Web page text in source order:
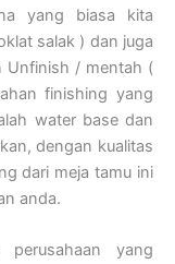
yang biasa kita
salak ) dan juga
Unfinish / mentah (
finishing yang
water base dan
dengan kualitas
dari meja tamu ini
anda.
perusahaan yang